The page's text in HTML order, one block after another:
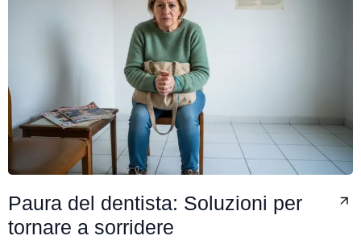
Paura del dentista: Soluzioni per
tornare a sorridere